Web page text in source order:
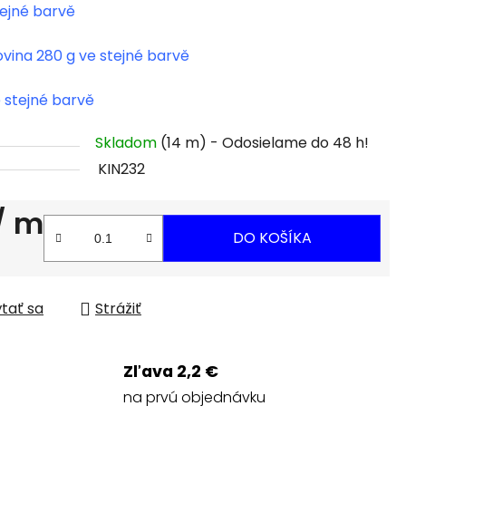
barvě
280 g ve stejné barvě
stejné barvě
Skladom (14 m)
KIN232
m DO KOŠÍKA
sa Strážiť
Zľava 2,2 €
na prvú objednávku